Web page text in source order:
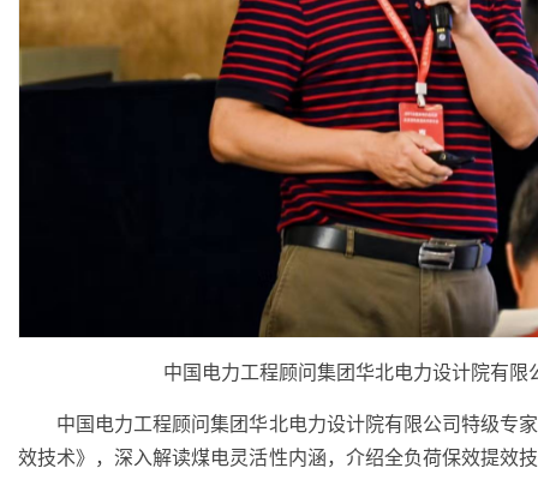
中国电力工程顾问集团华北电力设计院有
中国电力工程顾问集团华北电力设计院有限公司特级专
效技术》，深入解读煤电灵活性内涵，介绍全负荷保效提效